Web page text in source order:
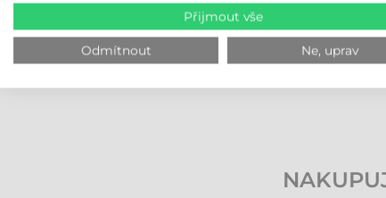
Přijmout vše
Odmítnout Ne, uprav